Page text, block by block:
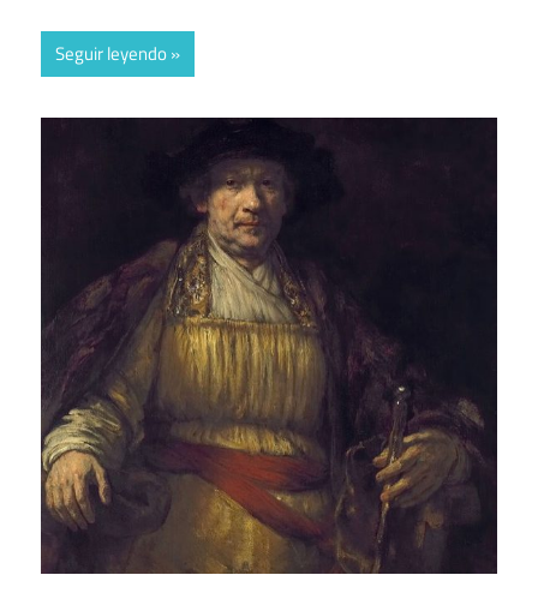
Seguir leyendo